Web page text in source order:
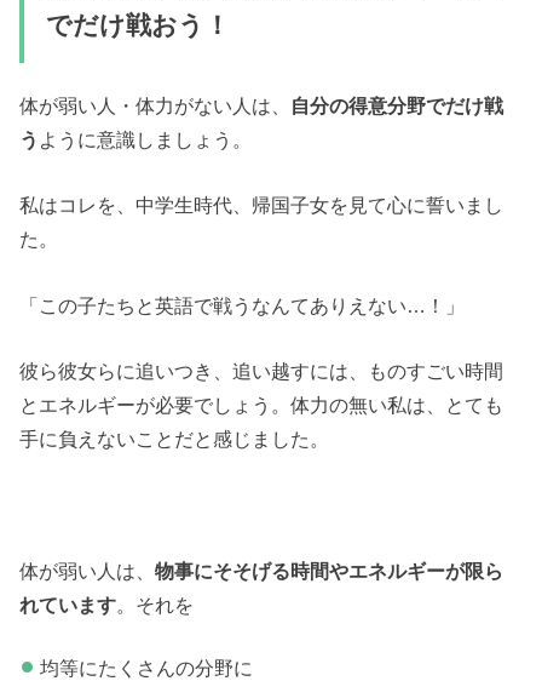
でだけ戦おう！
体が弱い人・体力がない人は、 自分の得意分野でだけ戦
う ように意識しましょう。
私はコレを、中学生時代、帰国子女を見て心に誓いまし
た。
「この子たちと英語で戦うなんてありえない…！」
彼ら彼女らに追いつき、追い越すには、ものすごい時間
とエネルギーが必要でしょう。体力の無い私は、とても
手に負えないことだと感じました。
体が弱い人は、物事にそそげる時間やエネルギーが限ら
れています。それを
均等にたくさんの分野に